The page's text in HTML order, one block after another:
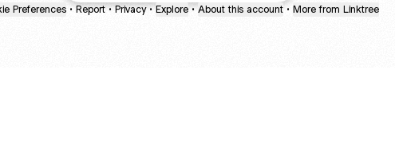
Preferences • Report • Privacy • Explore • About this account • More from Linktree